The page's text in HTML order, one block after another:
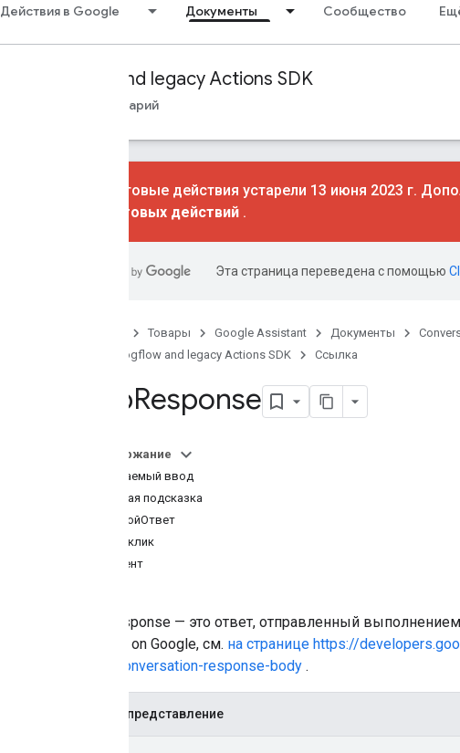
Действия в Google Документы Сообщество
Dialogflow and legacy Actions SDK
Глоссарий
Диалоговые действия устарели 13 июня 2023 г.
диалоговых действий .
Эта страница переведена с помощью
Товары Google Assistant Документы
Dialogflow and legacy Actions SDK
Ссылка
AppResponse
Содержание
Ожидаемый ввод
Входная подсказка
РечевойОтвет
РичОтклик
Элемент
AppResponse — это ответ, отправленный
Actions on Google, см. на странице https://
json#conversation-response-body .
JSON-представление